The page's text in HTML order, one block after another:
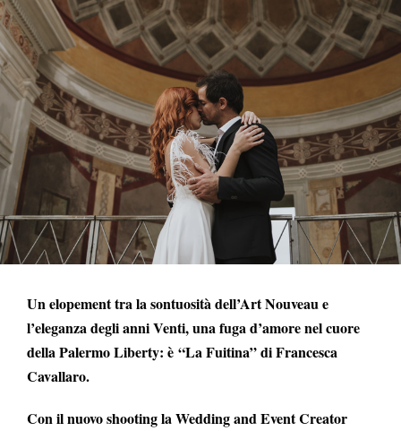
Un elopement tra la sontuosità dell’Art Nouveau e
l’eleganza degli anni Venti, una fuga d’amore nel cuore
della Palermo Liberty: è “La Fuitina” di Francesca
Cavallaro.
Con il nuovo shooting la Wedding and Event Creator